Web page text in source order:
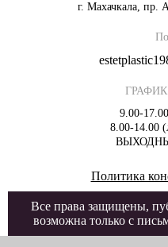
г. Махачкала, пр.
9.00-
8.00-14.00
Политика
Все права защищены,
возможна только с